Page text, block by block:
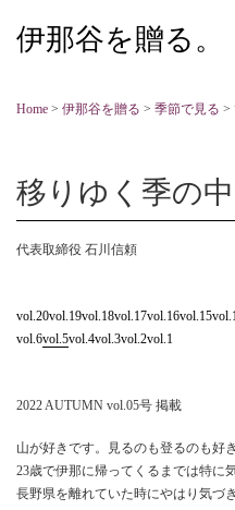
伊那谷を贈る。
Home > 伊那谷を贈る > 季節で見る >
移りゆく季の
代表取締役 石川信頼
vol.20vol.19vol.18vol.17vol.16vol.15
vol.6vol.5vol.4vol.3vol.2vol.1
2022 AUTUMN vol.05号 掲載
山が好きです。見るのも登るのも好き
23歳で伊那に帰ってくるまでは特に
長野県を離れていた時にやはり気づ